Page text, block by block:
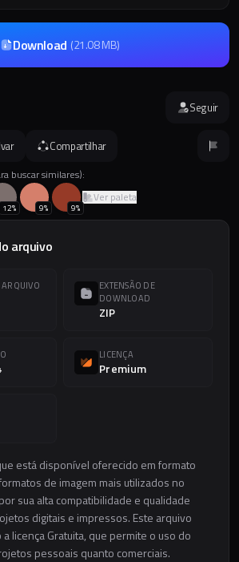
Compartilhar
buscar similares):
12% 9% 9%
Ver paleta
arquivo
EXTENSÃO DE
DOWNLOAD
ZIP
LICENÇA
Premium
está disponível oferecido em formato
de imagem mais utilizados no
sua alta compatibilidade e qualidade
digitais e impressos. Este arquivo
licença Gratuita, que permite o uso do
pessoais quanto comerciais.
Download (21.08 MB)
Seguir